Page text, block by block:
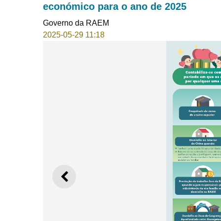
económico para o ano de 2025
Governo da RAEM
2025-05-29 11:18
ANTERIOR